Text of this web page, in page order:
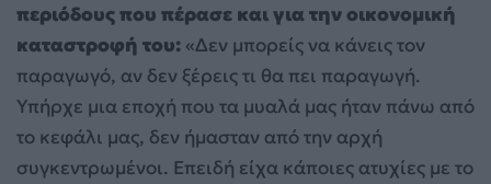
περιόδους που πέρασε και για την οικονομική
καταστροφή του: «Δεν μπορείς να κάνεις τον
παραγωγό, αν δεν ξέρεις τι θα πει παραγωγή.
Υπήρχε μια εποχή που τα μυαλά μας ήταν πάνω από
το κεφάλι μας, δεν ήμασταν από την αρχή
συγκεντρωμένοι. Επειδή είχα κάποιες ατυχίες με το